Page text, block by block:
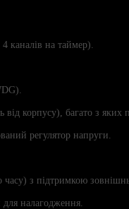
каналів на таймер).
від корпусу), багато з яких
регулятор напруги.
часу) з підтримкою
для налагодження.